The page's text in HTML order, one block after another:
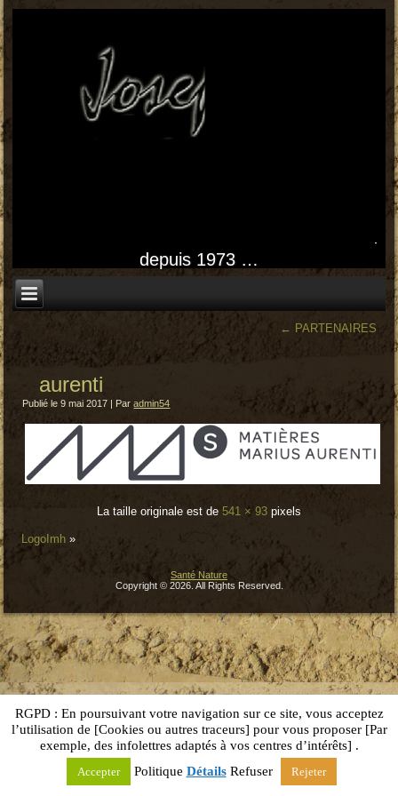
depuis 1973 …
← PARTENAIRES
aurenti
Publié le 9 mai 2017 | Par admin54
La taille originale est de 541 × 93 pixels
LogoImh »
Santé Nature
Copyright © 2026. All Rights Reserved.
RGPD : En poursuivant votre navigation sur ce site, vous acceptez
l’utilisation de [Cookies ou autres traceurs] pour vous proposer [Par
exemple, des infolettres adaptés à vos centres d’intérêts] .
Accepter Politique DétailsRefuser Rejeter